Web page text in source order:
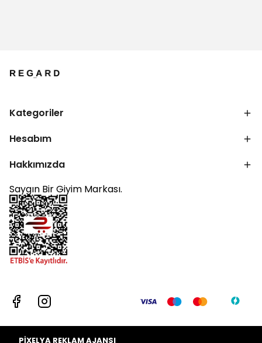
Kategoriler
Hesabım
Hakkımızda
Saygın Bir Giyim Markası.
PİXELYA REKLAM AJANSI